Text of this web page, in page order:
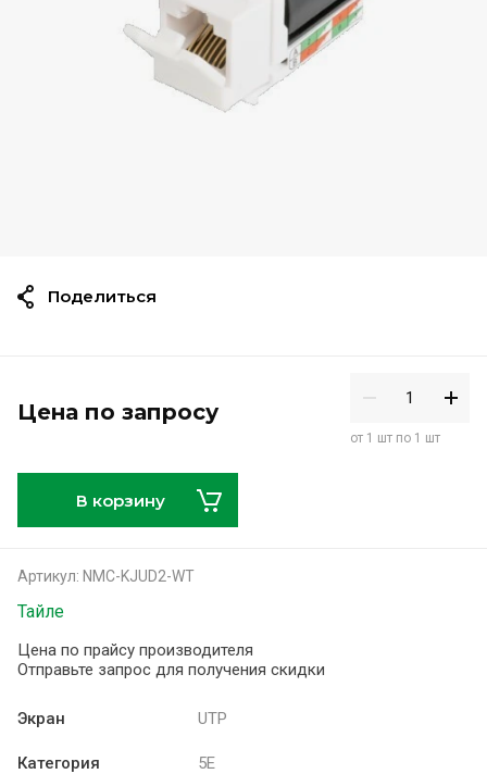
Цена по запросу
от 1 шт по 1 шт
В корзину
Артикул: NMC-KJUD2-WT
Тайле
Цена по прайсу производителя
Отправьте запрос для получения скидки
Экран UTP
Категория 5E
Поделиться